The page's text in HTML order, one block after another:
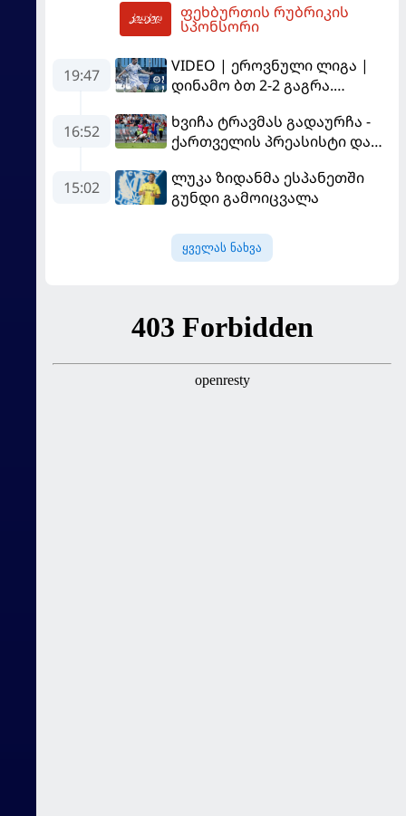
"გალათასარაის" მოუგო
ფეხბურთის რუბრიკის
სპონსორი
19:47
VIDEO | ეროვნული ლიგა |
დინამო ბთ 2-2 გაგრა.
16:52
ხვიჩა ტრავმას გადაურჩა -
ქართველის პრეასისტი და
იუნაიტედთან"
15:02
ლუკა ზიდანმა ესპანეთში
გუნდი გამოიცვალა
ყველას ნახვა